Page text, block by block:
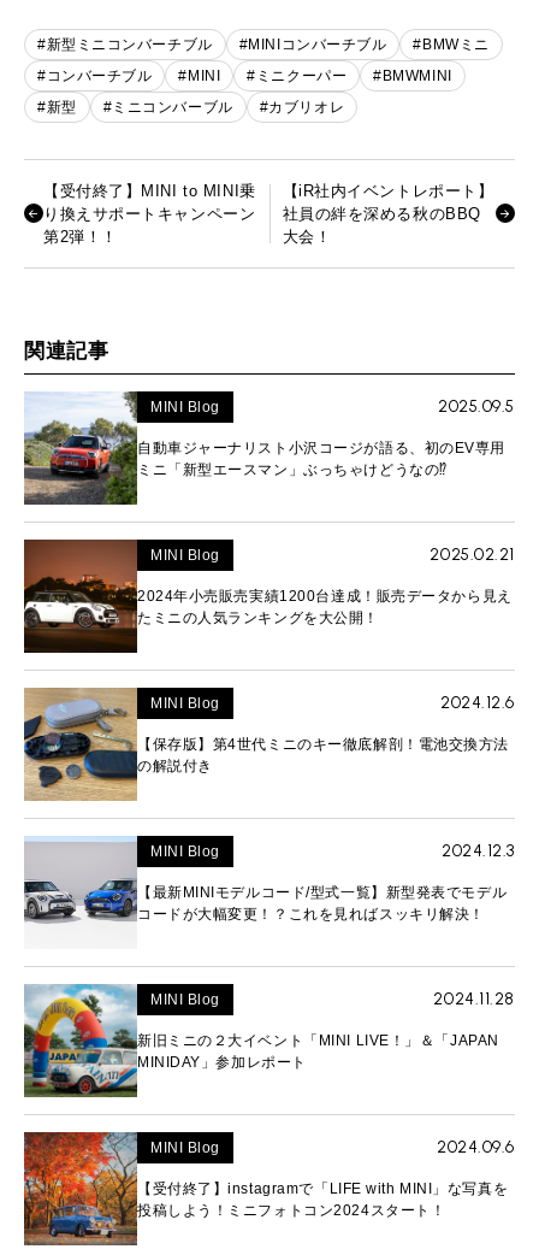
#新型ミニコンバーチブル #MINIコンバーチブル
#BMWミニ
#コンバーチブル
#MINI #ミニクーパー
#BMWMINI
#新型
#ミニコンバーブル #カブリオレ
【受付終了】MINI to MINI乗
り換えサポートキャンペーン
第2弾！！
【iR社内イベントレポート】
社員の絆を深める秋のBBQ
大会！
関連記事
MINI Blog 2025.09.5
自動車ジャーナリスト小沢コージが語る、初のEV専用
ミニ「新型エースマン」ぶっちゃけどうなの⁉︎
MINI Blog 2025.02.21
2024年小売販売実績1200台達成！販売データから見え
たミニの人気ランキングを大公開！
MINI Blog 2024.12.6
【保存版】第4世代ミニのキー徹底解剖！電池交換方法
の解説付き
MINI Blog 2024.12.3
【最新MINIモデルコード/型式一覧】新型発表でモデル
コードが大幅変更！？これを見ればスッキリ解決！
MINI Blog 2024.11.28
新旧ミニの２大イベント「MINI LIVE！」＆「JAPAN
MINIDAY」参加レポート
MINI Blog 2024.09.6
【受付終了】instagramで「LIFE with MINI」な写真を
投稿しよう！ミニフォトコン2024スタート！